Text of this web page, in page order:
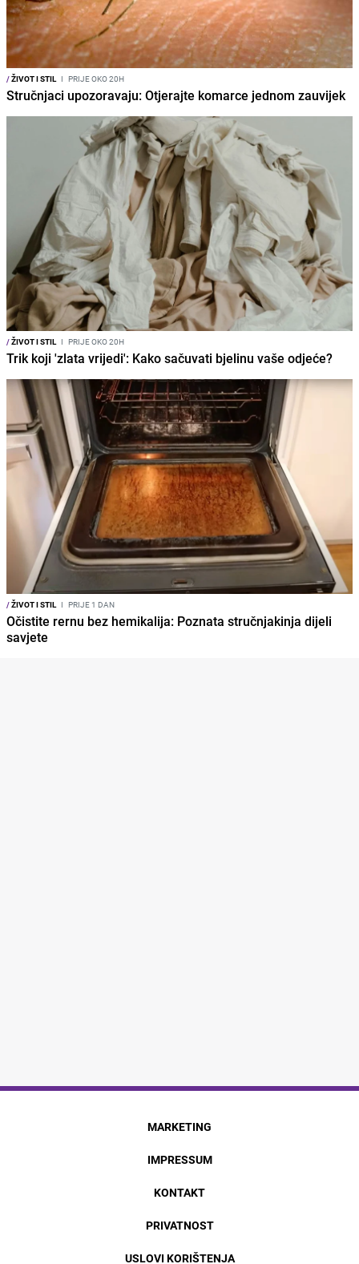
/ŽIVOT I STIL I PRIJE OKO 20H
Stručnjaci upozoravaju: Otjerajte komarce jednom zauvijek
/ŽIVOT I STIL I PRIJE OKO 20H
Trik koji 'zlata vrijedi': Kako sačuvati bjelinu vaše odjeće?
/ŽIVOT I STIL I PRIJE 1 DAN
Očistite rernu bez hemikalija: Poznata stručnjakinja dijeli
savjete
MARKETING
IMPRESSUM
KONTAKT
PRIVATNOST
USLOVI KORIŠTENJA